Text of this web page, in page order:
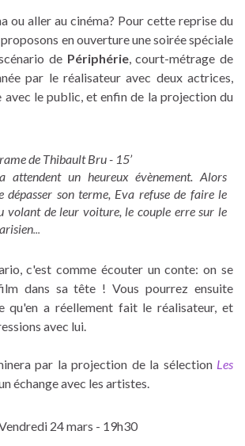
ou aller au cinéma? Pour cette reprise du
en ouverture une soirée spéciale
de Périphérie, court-métrage de
par le réalisateur avec deux actrices,
avec le public, et enfin de la projection du
de Thibault Bru - 15’
attendent un heureux évènement. Alors
dépasser son terme, Eva refuse de faire le
volant de leur voiture, le couple erre sur le
...
c'est comme écouter un conte: on se
dans sa tête ! Vous pourrez ensuite
qu'en a réellement fait le réalisateur, et
avec lui.
par la projection de la sélection Les
échange avec les artistes.
24 mars - 19h30